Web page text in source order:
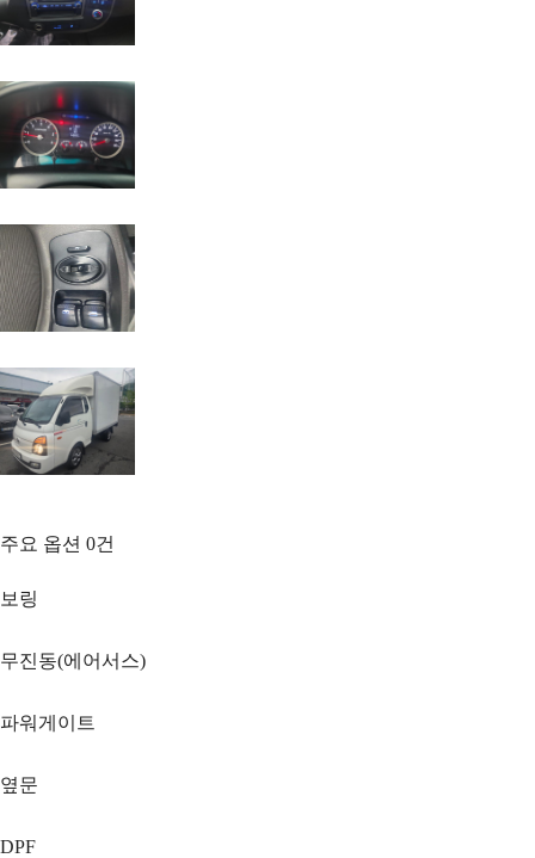
주요 옵션 0건
보링
무진동(에어서스)
파워게이트
옆문
DPF